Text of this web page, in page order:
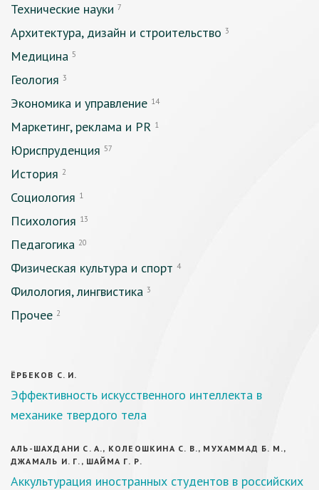
Технические науки 7
Архитектура, дизайн и строительство 3
Медицина 5
Геология 3
Экономика и управление 14
Маркетинг, реклама и PR 1
Юриспруденция 57
История 2
Социология 1
Психология 13
Педагогика 20
Физическая культура и спорт 4
Филология, лингвистика 3
Прочее 2
ЁРБЕКОВ С. И.
Эффективность искусственного интеллекта в
механике твердого тела
АЛЬ-ШАХДАНИ С. А., КОЛЕОШКИНА С. В., МУХАММАД Б. М.,
ДЖАМАЛЬ И. Г., ШАЙМА Г. Р.
Аккультурация иностранных студентов в российских